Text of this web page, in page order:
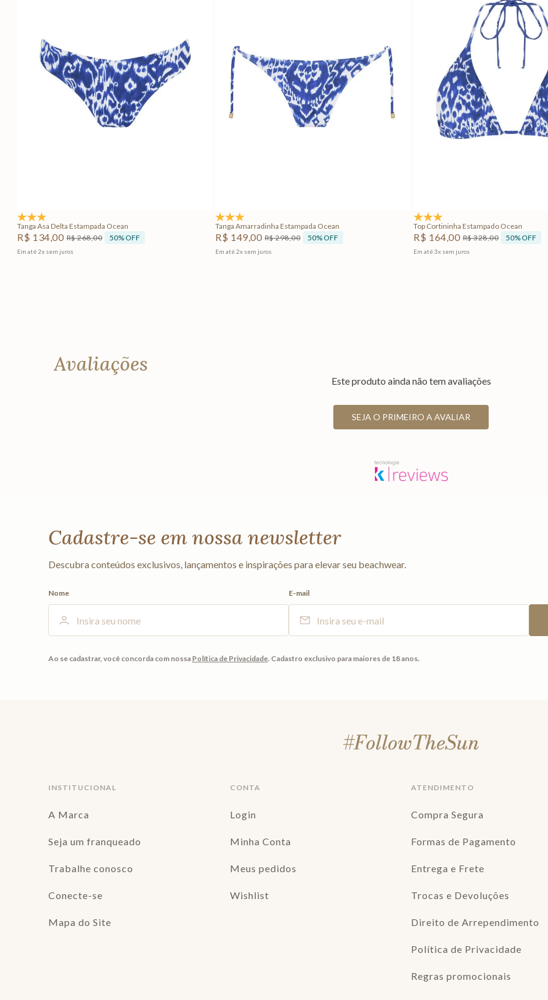
Tanga Asa Delta Estampada Ocean
R$ 134,00 R$268,00 50% OFF
Em até2x sem juros
Tanga Amarradinha Estampada Ocean
R$ 149,00 R$298,00 50% OFF
Em até2x sem juros
Top Cortininha Estampado Ocean
R$ 164,00 R$328,00 50% OFF
Em até3x sem juros
Avaliações
Este produto ainda não tem avaliações
SEJA O PRIMEIRO A AVALIAR
Cadastre-se em nossa newsletter
Descubra conteúdos exclusivos, lançamentos e inspirações para elevar seu beachwear.
Nome E-mail
Ao se cadastrar, você concorda com nossa Política de Privacidade. Cadastro exclusivo para maiores de 18 anos.
INSTITUCIONAL
A Marca
Seja um franqueado
Trabalhe conosco
Conecte-se
Mapa do Site
CONTA
Login
Minha Conta
Meus pedidos
Wishlist
ATENDIMENTO
Compra Segura
Formas de Pagamento
Entrega e Frete
Trocas e Devoluções
Direito de Arrependimento
Política de Privacidade
Regras promocionais